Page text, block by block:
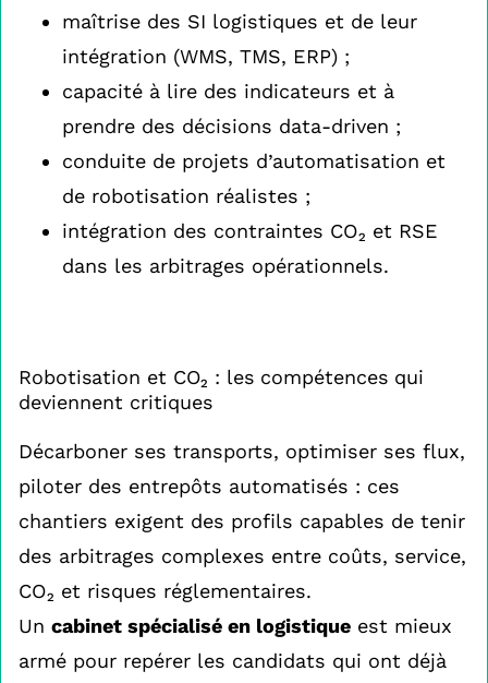
maîtrise des SI logistiques et de leur
intégration (WMS, TMS, ERP) ;
capacité à lire des indicateurs et à
prendre des décisions data-driven ;
conduite de projets d’automatisation et
de robotisation réalistes ;
intégration des contraintes CO₂ et RSE
dans les arbitrages opérationnels.
Robotisation et CO₂ : les compétences qui
deviennent critiques
Décarboner ses transports, optimiser ses flux,
piloter des entrepôts automatisés : ces
chantiers exigent des profils capables de tenir
des arbitrages complexes entre coûts, service,
CO₂ et risques réglementaires.
Un cabinet spécialisé en logistique est mieux
armé pour repérer les candidats qui ont déjà